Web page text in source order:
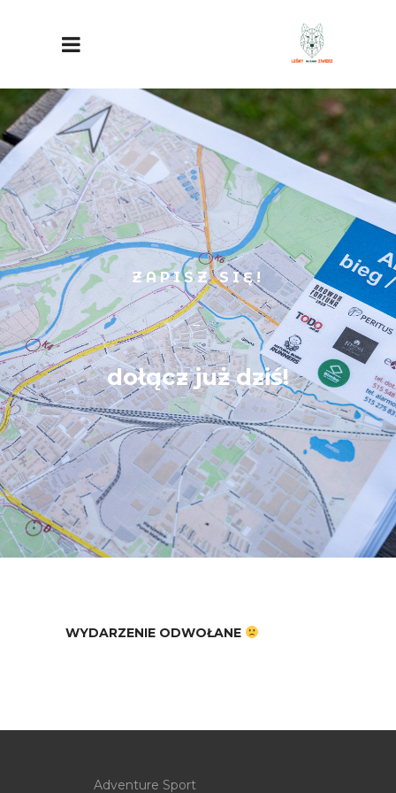
ZAPISZ SIĘ!
dołącz już dziś!
WYDARZENIE ODWOŁANE
Adventure Sport